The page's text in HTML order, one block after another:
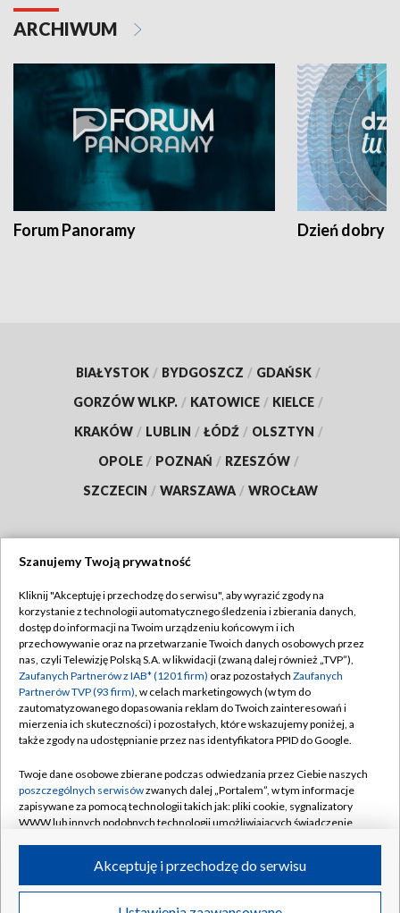
ARCHIWUM
Forum Panoramy Dzień dobry
BIAŁYSTOK / BYDGOSZCZ / GDAŃSK /
GORZÓW WLKP. / KATOWICE / KIELCE /
KRAKÓW / LUBLIN / ŁÓDŹ / OLSZTYN /
OPOLE / POZNAŃ / RZESZÓW /
SZCZECIN / WARSZAWA / WROCŁAW
TVP
Abonament TVP
Emisja w TVP
Centrum informacji TVP
Naziemna Telewizja Cyfrowa
Rada Programowa
System NOS
Informacje o nadawcy
Program dla prasy
Regulamin TVP
Polityka prywatności
Moje zgody
Pomoc
Kontakt
Kanały
©2026 Telewizja Polska S.A. w likwidacji
Szanujemy Twoją prywatność
Kliknij "Akceptuję i przechodzę do serwisu", aby wyrazić zgody na
korzystanie z technologii automatycznego śledzenia i zbierania danych,
dostęp do informacji na Twoim urządzeniu końcowym i ich
przechowywanie oraz na przetwarzanie Twoich danych osobowych przez
nas, czyli Telewizję Polską S.A. w likwidacji (zwaną dalej również „TVP”),
Zaufanych Partnerów z IAB* (1201 firm) oraz pozostałych Zaufanych
Partnerów TVP (93 firm), w celach marketingowych (w tym do
zautomatyzowanego dopasowania reklam do Twoich zainteresowań i
mierzenia ich skuteczności) i pozostałych, które wskazujemy poniżej, a
także zgody na udostępnianie przez nas identyfikatora PPID do Google.
Twoje dane osobowe zbierane podczas odwiedzania przez Ciebie naszych
poszczególnych serwisówzwanych dalej „Portalem”, w tym informacje
zapisywane za pomocą technologii takich jak: pliki cookie, sygnalizatory
WWW lub innych podobnych technologii umożliwiających świadczenie
ruchu w Internecie.
Twoje dane osobowe zbierane podczas odwiedzania przez Ciebie
Akceptuję i przechodzę do serwisu